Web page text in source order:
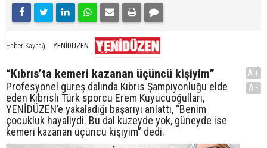
Haber Kaynağı YENİDÜZEN
“Kıbrıs’ta kemeri kazanan üçüncü kişiyim”
Profesyonel güreş dalında Kıbrıs Şampiyonluğu elde
eden Kıbrıslı Türk sporcu Erem Kuyucuoğulları,
YENİDÜZEN’e yakaladığı başarıyı anlattı, “Benim
çocukluk hayaliydi. Bu dal kuzeyde yok, güneyde ise
kemeri kazanan üçüncü kişiyim” dedi.
A+
A-